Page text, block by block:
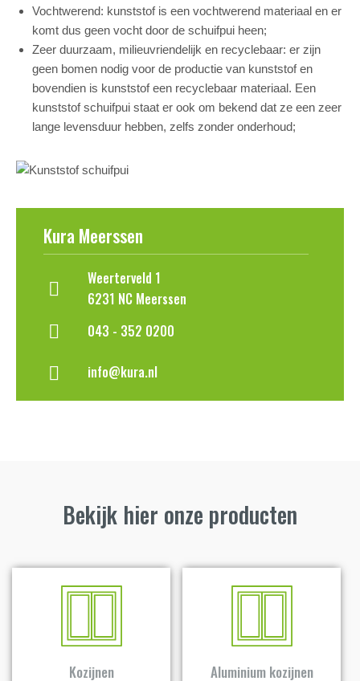
Vochtwerend: kunststof is een vochtwerend materiaal en er
komt dus geen vocht door de schuifpui heen;
Zeer duurzaam, milieuvriendelijk en recyclebaar: er zijn
geen bomen nodig voor de productie van kunststof en
bovendien is kunststof een recyclebaar materiaal. Een
kunststof schuifpui staat er ook om bekend dat ze een zeer
lange levensduur hebben, zelfs zonder onderhoud;
Kura Meerssen
Weerterveld 1
6231 NC Meerssen
043 - 352 0200
info@kura.nl
Bekijk hier onze producten
Kozijnen Aluminium kozijnen